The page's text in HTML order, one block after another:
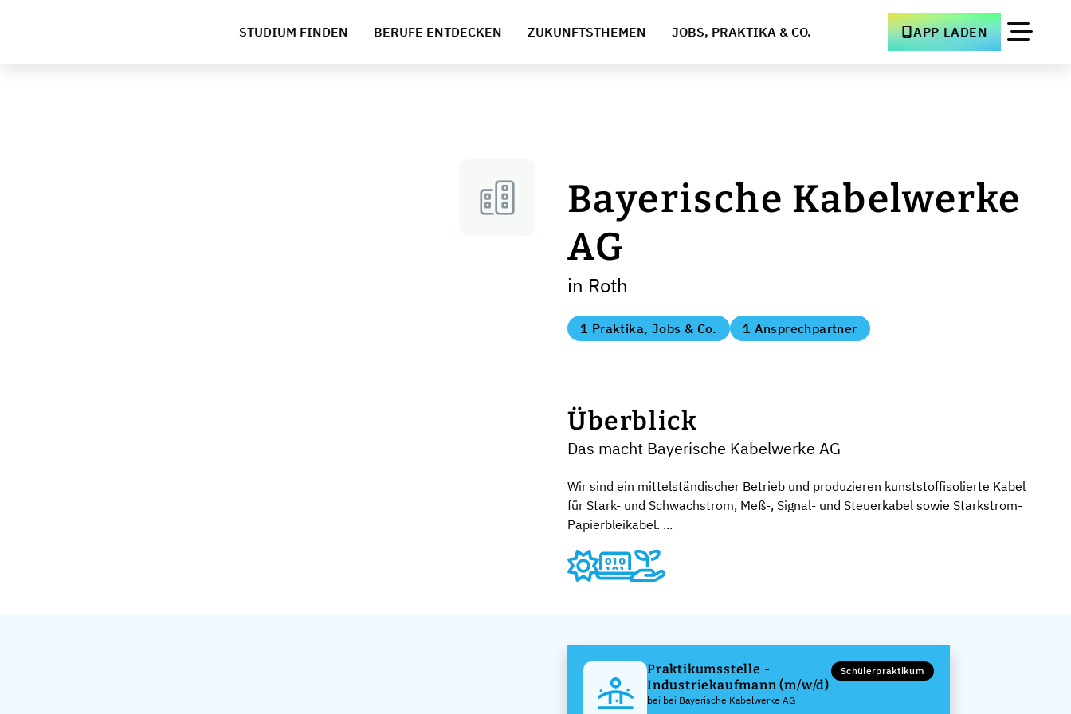
STUDIUM FINDEN BERUFE ENTDECKEN ZUKUNFTSTHEMEN JOBS, PRAKTIKA & CO. APP LADEN
Bayerische Kabelwerke
AG
in Roth
1 Praktika, Jobs & Co. 1 Ansprechpartner
Überblick
Das macht Bayerische Kabelwerke AG
Wir sind ein mittelständischer Betrieb und produzieren kunststoffisolierte Kabel
für Stark- und Schwachstrom, Meß-, Signal- und Steuerkabel sowie Starkstrom-
Papierbleikabel. ...
Praktikumsstelle -
Industriekaufmann (m/w/d)
bei bei Bayerische Kabelwerke AG
Schülerpraktikum